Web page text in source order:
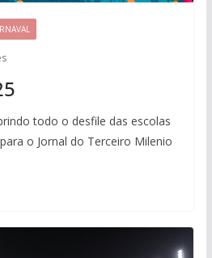
todo o desfile das escolas
o Jornal do Terceiro Milenio